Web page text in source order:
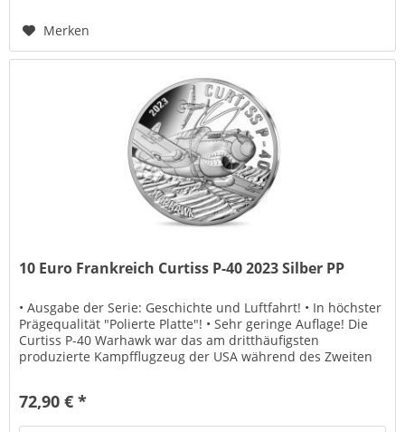
Merken
10 Euro Frankreich Curtiss P-40 2023 Silber PP
• Ausgabe der Serie: Geschichte und Luftfahrt! • In höchster
Prägequalität "Polierte Platte"! • Sehr geringe Auflage! Die
Curtiss P-40 Warhawk war das am dritthäufigsten
produzierte Kampfflugzeug der USA während des Zweiten
72,90 € *